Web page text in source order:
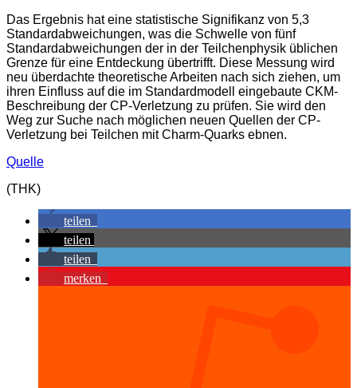
Das Ergebnis hat eine statistische Signifikanz von 5,3
Standardabweichungen, was die Schwelle von fünf
Standardabweichungen der in der Teilchenphysik üblichen
Grenze für eine Entdeckung übertrifft. Diese Messung wird
neu überdachte theoretische Arbeiten nach sich ziehen, um
ihren Einfluss auf die im Standardmodell eingebaute CKM-
Beschreibung der CP-Verletzung zu prüfen. Sie wird den
Weg zur Suche nach möglichen neuen Quellen der CP-
Verletzung bei Teilchen mit Charm-Quarks ebnen.
Quelle
(THK)
teilen
teilen
teilen
merken